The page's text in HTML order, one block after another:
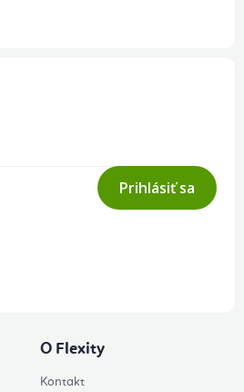
Prihlásiť sa
O Flexity
Kontakt